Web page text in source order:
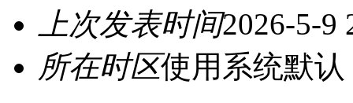
上次发表时间2026-5-9
所在时区使用系统默认